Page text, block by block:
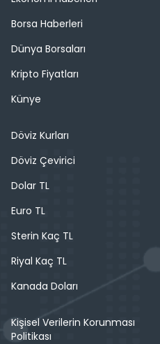
Borsa Haberleri
Dünya Borsaları
Kripto Fiyatları
Künye
Döviz Kurları
Döviz Çevirici
Dolar TL
Euro TL
Sterin Kaç TL
Riyal Kaç TL
Kanada Doları
Kişisel Verilerin Korunması
Politikası